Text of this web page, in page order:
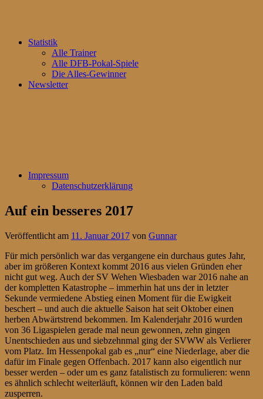
Statistik
Alle Trainer
Alle DFB-Pokal-Spiele
Die Alles-Gewinner
Newsletter
Impressum
Datenschutzerklärung
Auf ein besseres 2017
Veröffentlicht am 11. Januar 2017 von Gunnar
Für mich persönlich war das vergangene ein durchaus gutes Jahr,
aber im größeren Kontext kommt 2016 aus vielen Gründen eher
nicht gut weg. Auch der SV Wehen Wiesbaden war 2016 nahe an
der kompletten Katastrophe – immerhin hat uns der in letzter
Sekunde vermiedene Abstieg einen Moment für die Ewigkeit
beschert – und auch die aktuelle Saison hat seit Oktober einen
herben Abwärtstrend bekommen. Im Kalenderjahr 2016 wurden
von 36 Ligaspielen gerade mal neun gewonnen, zehn gingen
Unentschieden aus und siebzehnmal ging der SVWW als Verlierer
vom Platz. Im Hessenpokal gab es „nur“ eine Niederlage, aber die
dafür im Finale gegen Offenbach. 2017 kann also eigentlich nur
besser werden – oder um es ganz fatalistisch zu formulieren: wenn
es ähnlich schlecht weiterläuft, können wir den Laden bald
zusperren.